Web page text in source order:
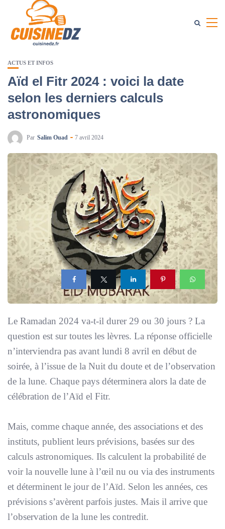
ACTUS ET INFOS
Aïd el Fitr 2024 : voici la date
selon les derniers calculs
astronomiques
Par Salim Ouad 7 avril 2024
Le Ramadan 2024 va-t-il durer 29 ou 30 jours ? La
question est sur toutes les lèvres. La réponse officielle
n’interviendra pas avant lundi 8 avril en début de
soirée, à l’issue de la Nuit du doute et de l’observation
de la lune. Chaque pays déterminera alors la date de
célébration de l’Aïd el Fitr.
Mais, comme chaque année, des associations et des
instituts, publient leurs prévisions, basées sur des
calculs astronomiques. Ils calculent la probabilité de
voir la nouvelle lune à l’œil nu ou via des instruments
et déterminent le jour de l’Aïd. Selon les années, ces
prévisions s’avèrent parfois justes. Mais il arrive que
l’observation de la lune les contredit.